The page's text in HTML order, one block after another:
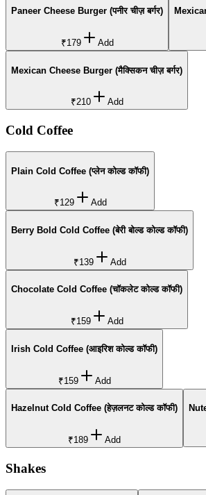
Paneer Cheese Burger (पनीर चीज़ बर्गर)
₹179 Add
Mexican Cheese Burger (मैक्सिकन चीज़ बर्गर)
₹210 Add
Cold Coffee
Plain Cold Coffee (प्लेन कोल्ड कॉफी)
₹129 Add
Berry Bold Cold Coffee (बेरी बोल्ड कोल्ड कॉफी)
₹139 Add
Chocolate Cold Coffee (चॉकलेट कोल्ड कॉफी)
₹159 Add
Irish Cold Coffee (आइरिश कोल्ड कॉफी)
₹159 Add
Hazelnut Cold Coffee (हेज़लनट कोल्ड कॉफी)
₹189 Add
Shakes